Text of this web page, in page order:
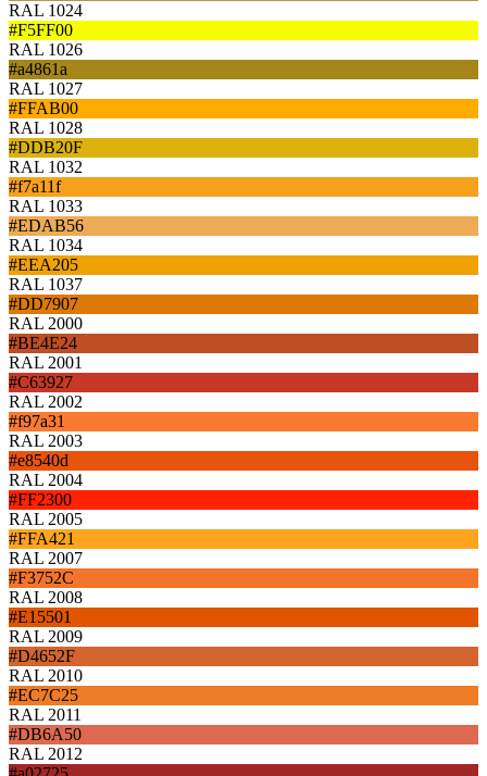
RAL 1024
#F5FF00
RAL 1026
#a4861a
RAL 1027
#FFAB00
RAL 1028
#DDB20F
RAL 1032
#f7a11f
RAL 1033
#EDAB56
RAL 1034
#EEA205
RAL 1037
#DD7907
RAL 2000
#BE4E24
RAL 2001
#C63927
RAL 2002
#f97a31
RAL 2003
#e8540d
RAL 2004
#FF2300
RAL 2005
#FFA421
RAL 2007
#F3752C
RAL 2008
#E15501
RAL 2009
#D4652F
RAL 2010
#EC7C25
RAL 2011
#DB6A50
RAL 2012